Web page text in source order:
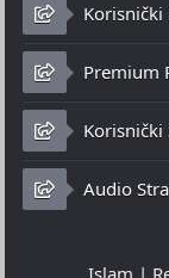
Korisnički
Premium
Korisnički
Audio
Islam |